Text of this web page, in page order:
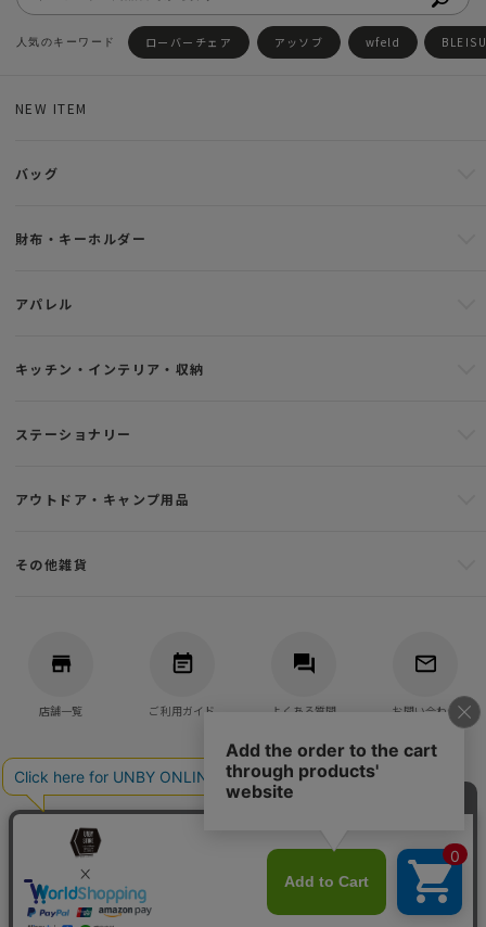
ローバーチェア アッソブ wfeld
NEW ITEM
バッグ
財布・キーホルダー
アパレル
キッチン・インテリア・収納
ステーショナリー
アウトドア・キャンプ用品
その他雑貨
店舗一覧 ご利用ガイド よくある質問 お問い合わせ
バッグ・アウトドア・キャンプ用品の通販
UNBY GENERAL GOODS STORE